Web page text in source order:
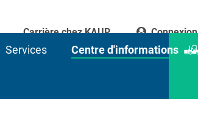
Carrière chez KAUP Connexion
Services Centre d'informations